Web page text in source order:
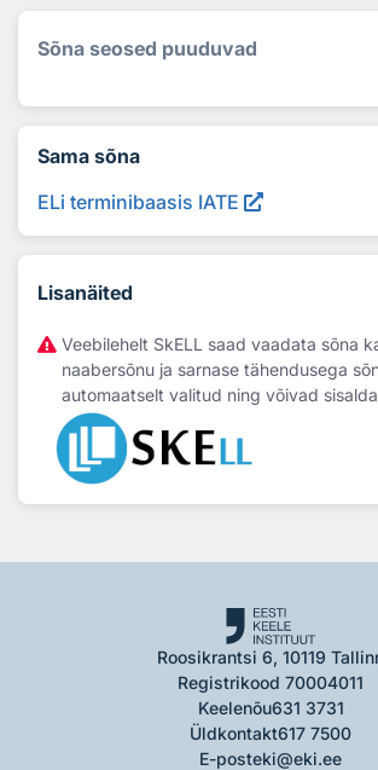
Sõna seosed puuduvad
Sama sõna
ELi terminibaasis IATE
Lisanäited
Veebilehelt SkELL saad vaadata sõna
naabersõnu ja sarnase tähendusega
automaatselt valitud ning võivad
Roosikrantsi 6, 10119
Registrikood 70004011
Keelenõu631 3731
Üldkontakt617 7500
E-posteki@eki.ee